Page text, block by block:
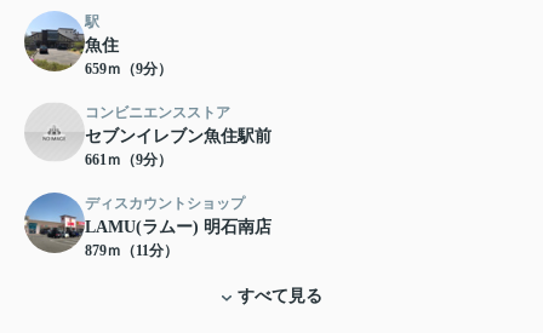
駅
魚住
659ｍ（9分）
コンビニエンスストア
セブンイレブン魚住駅前
661ｍ（9分）
ディスカウントショップ
LAMU(ラムー) 明石南店
879ｍ（11分）
すべて見る